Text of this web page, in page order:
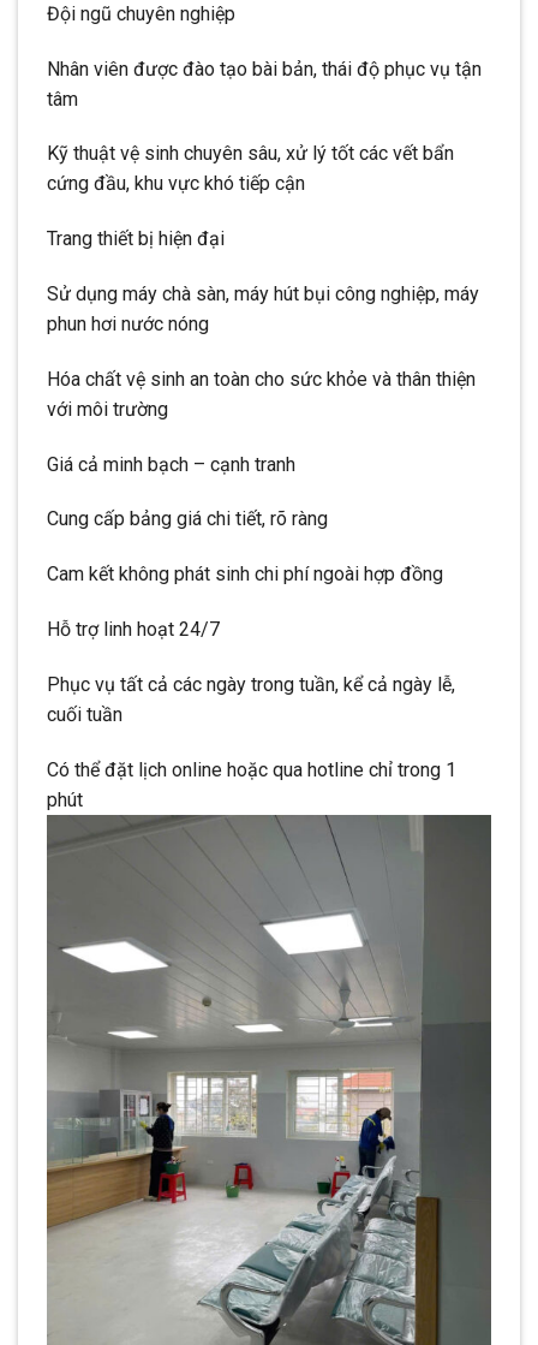
Đội ngũ chuyên nghiệp
Nhân viên được đào tạo bài bản, thái độ phục vụ tận
tâm
Kỹ thuật vệ sinh chuyên sâu, xử lý tốt các vết bẩn
cứng đầu, khu vực khó tiếp cận
Trang thiết bị hiện đại
Sử dụng máy chà sàn, máy hút bụi công nghiệp, máy
phun hơi nước nóng
Hóa chất vệ sinh an toàn cho sức khỏe và thân thiện
với môi trường
Giá cả minh bạch – cạnh tranh
Cung cấp bảng giá chi tiết, rõ ràng
Cam kết không phát sinh chi phí ngoài hợp đồng
Hỗ trợ linh hoạt 24/7
Phục vụ tất cả các ngày trong tuần, kể cả ngày lễ,
cuối tuần
Có thể đặt lịch online hoặc qua hotline chỉ trong 1
phút